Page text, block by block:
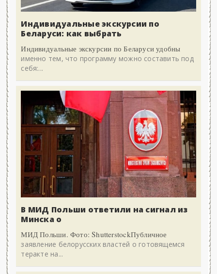
Индивидуальные экскурсии по
Беларуси: как выбрать
Индивидуальные экскурсии по Беларуси удобны
именно тем, что программу можно составить под
себя:...
В МИД Польши ответили на сигнал из
Минска о
МИД Польши. Фото: ShutterstockПубличное
заявление белорусских властей о готовящемся
теракте на...